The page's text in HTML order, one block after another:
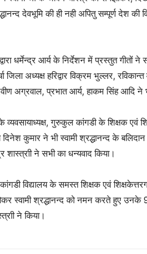
देवभूमि की ही नही अपितु सम्पूर्ण देश
धर्मेन्द्र आर्य के निर्देशन में प्रस्तुत गीतों
जिला अध्यक्ष हरिद्वार विक्रम भुल्लर,
अग्रवाल, प्रभात आर्य, हाकम सिंह आदि ने
गुरुकुल कांगडी के शिक्षक एवं
दिनेश कुमार ने भी स्वामी श्रद्धानन्द के
शास्त्राी ने सभी का धन्यवाद किया।
विद्यालय के समस्त शिक्षक एवं
स्वामी श्रद्धानन्द को नमन करते हुए उनके
ने किया।